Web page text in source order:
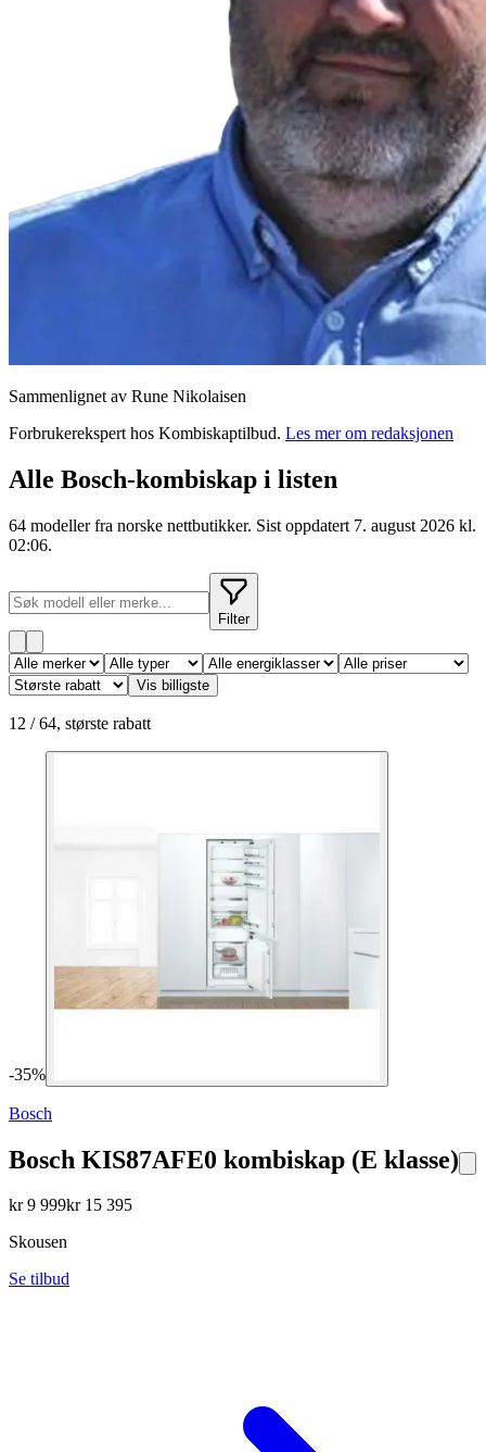
Sammenlignet av Rune Nikolaisen
Forbrukerekspert hos Kombiskaptilbud. Les mer om redaksjonen
Alle Bosch-kombiskap i listen
64 modeller fra norske nettbutikker. Sist oppdatert 7. august 2026 kl.
02:06.
Filter
Vis billigste
12 /64, største rabatt
-35%
Bosch
Bosch KIS87AFE0 kombiskap (E klasse)
kr9 999kr 15 395
Skousen
Se tilbud